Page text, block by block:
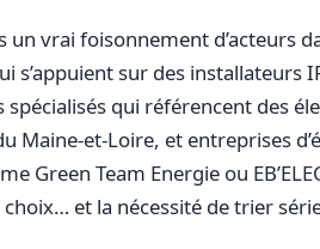
un vrai foisonnement d’acteurs
s’appuient sur des installateurs
spécialisés qui référencent des
Maine-et-Loire, et entreprises
Green Team Energie ou
choix… et la nécessité de trier